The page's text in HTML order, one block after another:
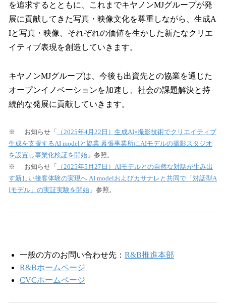
を追求するとともに、これまでキヤノンMJグループが発
展に貢献してきた写真・映像文化を尊重しながら、生成A
Iと写真・映像、それぞれの価値を生かした新たなクリエ
イティブ表現を創造していきます。
キヤノンMJグループは、今後も出資先との協業を通じた
オープンイノベーションを加速し、社会の課題解決と持
続的な発展に貢献していきます。
※ お知らせ「 （2025年4月22日）生成AI×撮影技術でクリエイティブ
生成を支援するAI modelと協業 幕張事業所にAIモデルの撮影スタジオ
を設置し事業化検証を開始 」参照。
※ お知らせ「 （2025年5月27日）AIモデルとの自然な対話が生み出
す新しい接客体験の実現へ AI modelおよびカサナレと共同で「対話型A
Iモデル」の実証実験を開始 」参照。
一般の方のお問い合わせ先： R&B推進本部
R&Bホームページ
CVCホームページ